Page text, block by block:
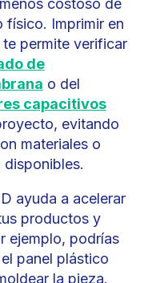
costoso de
físico. Imprimir en
permite verificar
de
o del
capacitivos
evitando
materiales o
disponibles.
ayuda a acelerar
productos y
ejemplo, podrías
panel plástico
la pieza.